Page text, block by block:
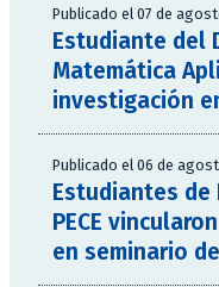
Publicado el 07 de
Estudiante del
Matemática
investigación
Publicado el 06 de
Estudiantes de
PECE
en seminario